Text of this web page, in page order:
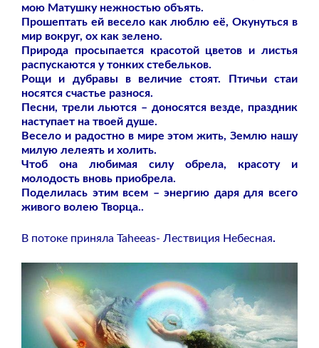
мою Матушку нежностью объять.
Прошептать ей весело как люблю её, Окунуться в
мир вокруг, ох как зелено.
Природа просыпается красотой цветов и листья
распускаются у тонких стебельков.
Рощи и дубравы в величие стоят. Птичьи стаи
носятся счастье разнося.
Песни, трели льются – доносятся везде, праздник
наступает на твоей душе.
Весело и радостно в мире этом жить, Землю нашу
милую лелеять и холить.
Чтоб она любимая силу обрела, красоту и
молодость вновь приобрела.
Поделилась этим всем – энергию даря для всего
живого волею Творца..
В потоке приняла Taheeas- Лествиция Небесная.